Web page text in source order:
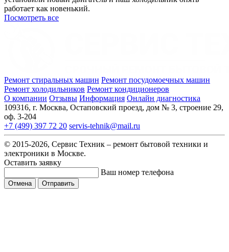
работает как новенький.
Посмотреть все
Ремонт стиральных машин Ремонт посудомоечных машин
Ремонт холодильников Ремонт кондиционеров
О компании Отзывы Информация Онлайн диагностика
109316, г. Москва, Остаповский проезд, дом № 3, строение 29,
оф. 3-204
+7 (499) 397 72 20 servis-tehnik@mail.ru
© 2015-2026, Сервис Техник – ремонт бытовой техники и
электроники в Москве.
Оставить заявку
Ваш номер телефона
Отмена Отправить